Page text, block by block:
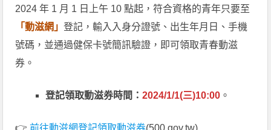
2024 年 1 月 1 日上午 10 點起，符合資格的青年只要至
「動滋網」登記，輸入入身分證號、出生年月日、手機
號碼，並通過健保卡號簡訊驗證，即可領取青春動滋
券。
登記領取動滋券時間：2024/1/1(三)10:00 。